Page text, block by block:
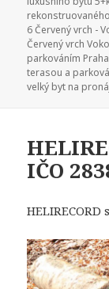
6 Červený vrch -
Červený vrch
parkováním
terasou a
velký byt na
IČO
HELIRECORD